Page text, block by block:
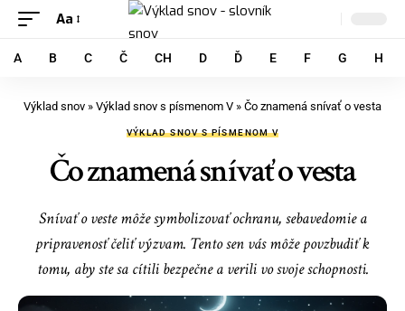
Aa
A B C Č CH D Ď E F G H
Výklad snov » Výklad snov s písmenom V » Čo znamená snívať o vesta
VÝKLAD SNOV S PÍSMENOM V
Čo znamená snívať o vesta
Snívať o veste môže symbolizovať ochranu, sebavedomie a
pripravenosť čeliť výzvam. Tento sen vás môže povzbudiť k
tomu, aby ste sa cítili bezpečne a verili vo svoje schopnosti.